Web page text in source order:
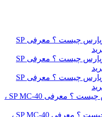
مینی لودر سنوپارس چیست ؟ معرفی SP
مینی لودر سنوپارس چیست ؟ معرفی SP
مینی لودر سنوپارس چیست ؟ معرفی SP
مینی لودر سنوپارس چیست ؟ معرفی SP MC-40 ،
مینی لودر سنوپارس چیست ؟ معرفی SP MC-40 ،